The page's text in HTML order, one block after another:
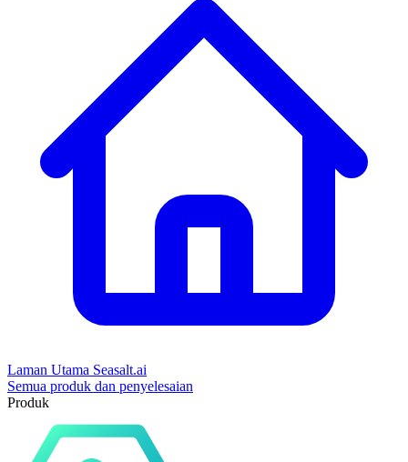
Laman Utama Seasalt.ai
Semua produk dan penyelesaian
Produk